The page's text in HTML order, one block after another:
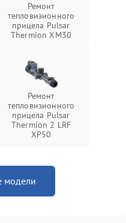
Ремонт
тепловизионного
прицела Pulsar
Thermion XM30
Ремонт
тепловизионного
прицела Pulsar
Thermion 2 LRF
XP50
модели